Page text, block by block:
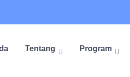
Tentang Program